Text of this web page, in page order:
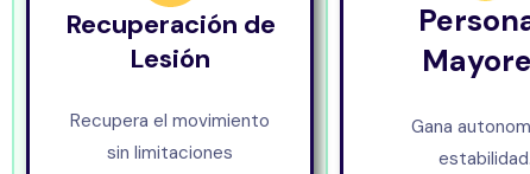
Recuperación de
Lesión
Recupera el movimiento
sin limitaciones
Gana
estabilidad.